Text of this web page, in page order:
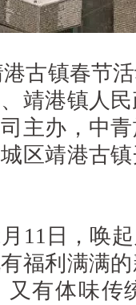
港古镇春节
靖港镇人
主办，中
区靖港古
11日，唤
福利满满
又有体味传